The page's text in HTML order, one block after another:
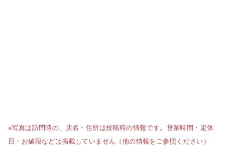
※写真は訪問時の、店名・住所は投稿時の情報です。営業時間・定休
日・お値段などは掲載していません（他の情報をご参照ください）